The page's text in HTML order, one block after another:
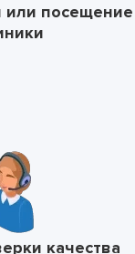
или посещение
качества